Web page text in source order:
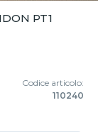
PT1
Codice articolo:
110240